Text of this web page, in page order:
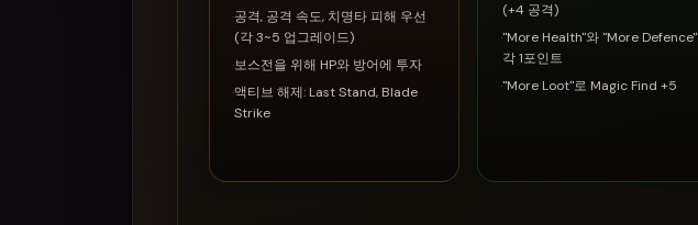
·공격, 공격 속도, 치명타 피해 우선
(각 3~5 업그레이드)
·보스전을 위해 HP와 방어에 투자
·액티브 해제: Last Stand, Blade
Strike
(+4 공격)
·"More Health"와 "More Defence"
각 1포인트
·"More Loot"로 Magic Find +5